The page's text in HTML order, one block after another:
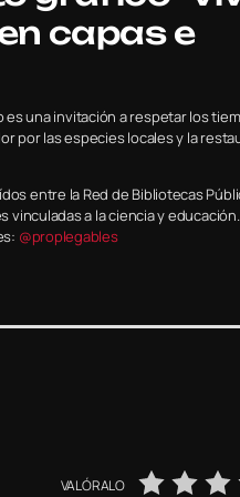
capas e
una invitación a respetar los
por las especies locales y la
entre la Red de Bibliotecas
vinculadas a la ciencia y
@proplegables
VALÓRALO